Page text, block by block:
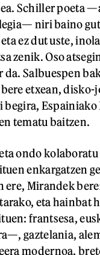
Schiller poeta
niri baino
ez dut uste,
zenik. Oso
da. Salbuespen
etxean, disko-
Espainiako
tematu baitzen.
ondo
enkargatzen
ere, Mirandek
eta hainbat
frantsesa,
gaztelania,
modernoa,